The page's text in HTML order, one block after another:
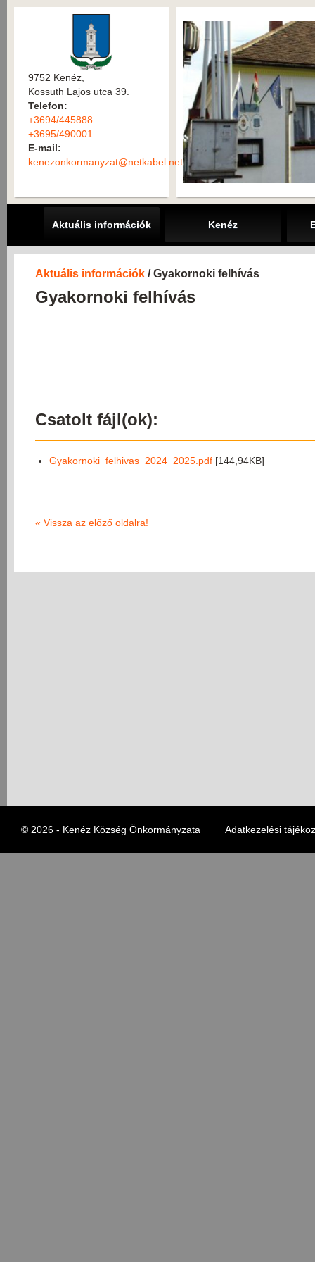
9752 Kenéz,
Kossuth Lajos utca 39.
Telefon:
+3694/445888
+3695/490001
E-mail:
kenezonkormanyzat@netkabel.net
Aktuális információk Kenéz
Aktuális információk / Gyakornoki felhívás
Gyakornoki felhívás
Csatolt fájl(ok):
Gyakornoki_felhivas_2024_2025.pdf [144,94KB]
« Vissza az előző oldalra!
© 2026 - Kenéz Község Önkormányzata Adatkezelési